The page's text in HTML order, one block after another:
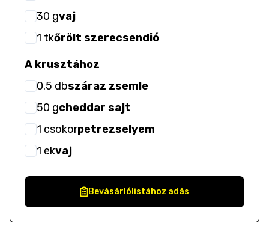
30 gvaj
1 tkőrölt szerecsendió
A krusztához
0.5 dbszáraz zsemle
50 gcheddar sajt
1 csokorpetrezselyem
1 ekvaj
Bevásárlólistához adás